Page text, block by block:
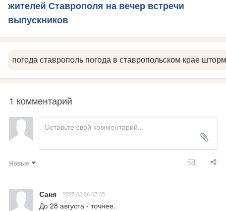
жителей Ставрополя на вечер встречи
выпускников
погода ставрополь погода в ставропольском крае
1 комментарий
Новые
Саня 2025.02.26 07:35
До 28 августа - точнее.